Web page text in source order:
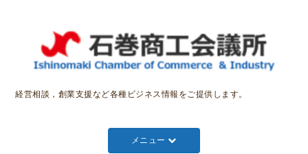
経営相談，創業支援など各種ビジネス情報をご提供します。
メニュー